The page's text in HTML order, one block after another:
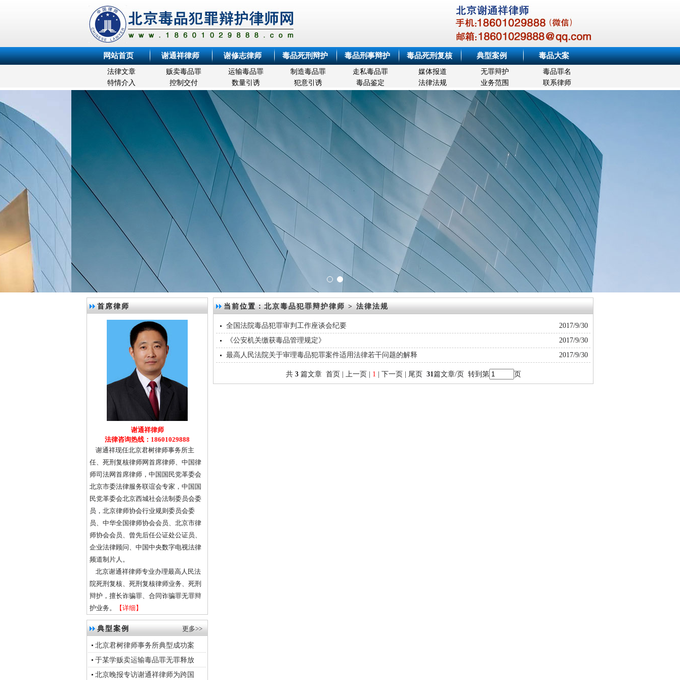
网站首页 谢通祥律师 谢修志律师 毒品死刑辩护 毒品刑事辩护 毒品死刑复核 典型案例 毒品大案
法律文章 贩卖毒品罪 运输毒品罪 制造毒品罪 走私毒品罪 媒体报道 无罪辩护
毒品罪名
特情介入
控制交付 数量引诱 犯意引诱 毒品鉴定 法律法规 业务范围 联系律师
首席律师
谢通祥律师
法律咨询热线：18601029888
谢通祥现任北京君树律师事务所主
任、死刑复核律师网首席律师、中国律
师司法网首席律师，中国国民党革委会
北京市委法律服务联谊会专家，中国国
民党革委会北京西城社会法制委员会委
员，北京律师协会行业规则委员会委
员、中华全国律师协会会员、北京市律
师协会会员、曾先后任公证处公证员、
企业法律顾问、中国中央数字电视法律
频道制片人。
北京谢通祥律师专业办理最高人民法
院死刑复核、死刑复核律师业务、死刑
辩护，擅长诈骗罪、合同诈骗罪无罪辩
护业务。
【详细】
典型案例 更多>>
北京君树律师事务所典型成功案
于某学贩卖运输毒品罪无罪释放
北京晚报专访谢通祥律师为跨国
当前位置：北京毒品犯罪辩护律师>法律法规
全国法院毒品犯罪审判工作座谈会纪要
2017/9/30
《公安机关缴获毒品管理规定》
2017/9/30
最高人民法院关于审理毒品犯罪案件适用法律若干问题的解释
2017/9/30
共 3篇文章 首页 | 上一页 | 1 | 下一页 | 尾页 31篇文章/页 转到第 页